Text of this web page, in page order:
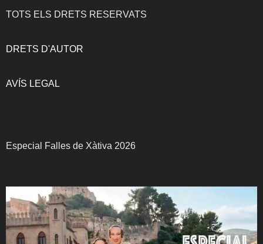
TOTS ELS DRETS RESERVATS
DRETS D'AUTOR
AVÍS LEGAL
Especial Falles de Xàtiva 2026